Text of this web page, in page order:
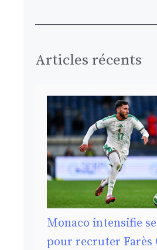
Articles récents
Monaco intensifie
pour recruter Farès